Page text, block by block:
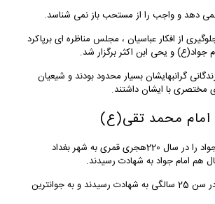
دهد و واجب را از مستحب باز نمی شناسد.
از افکار عباسیان ، مجلس مناظره ای برپاکرد
جواد(ع) و یحی ابن اکثر برگزار شد.
گرانبهایشان بسیار محدود بودند و شیعیان
مختصری با ایشان داشتند.
محمد تقی(ع)
معتصم عباسی امام جواد را در سال 220هجری قمری به شهر بغداد
هم امام جواد به شهادت رسیدند.
امام محمد تقی(ع) در سن 25 سالگی به شهادت رسیدند و به جوانترین